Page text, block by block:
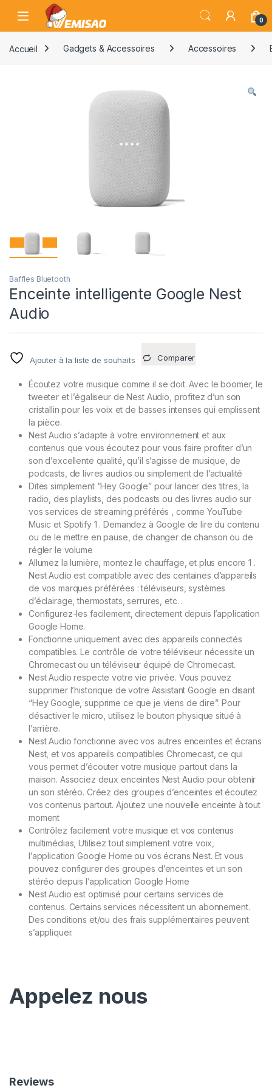
Skip to navigation
Skip to content
Open 0
Accueil Gadgets & Accessoires Accessoires
Baffles Bluetooth
Enceinte intelligente Google Nest
Audio
Ajouter à la liste de souhaits Comparer
Écoutez votre musique comme il se doit. Avec le boomer, le
tweeter et l’égaliseur de Nest Audio, profitez d’un son
cristallin pour les voix et de basses intenses qui emplissent
la pièce.
Nest Audio s’adapte à votre environnement et aux
contenus que vous écoutez pour vous faire profiter d’un
son d’excellente qualité, qu’il s’agisse de musique, de
podcasts, de livres audios ou simplement de l’actualité
Dites simplement “Hey Google” pour lancer des titres, la
radio, des playlists, des podcasts ou des livres audio sur
vos services de streaming préférés , comme YouTube
Music et Spotify 1 . Demandez à Google de lire du contenu
ou de le mettre en pause, de changer de chanson ou de
régler le volume
Allumez la lumière, montez le chauffage, et plus encore 1 .
Nest Audio est compatible avec des centaines d’appareils
de vos marques préférées : téléviseurs, systèmes
d’éclairage, thermostats, serrures, etc. .
Configurez-les facilement, directement depuis l’application
Google Home.
Fonctionne uniquement avec des appareils connectés
compatibles. Le contrôle de votre téléviseur nécessite un
Chromecast ou un téléviseur équipé de Chromecast.
Nest Audio respecte votre vie privée. Vous pouvez
supprimer l’historique de votre Assistant Google en disant
“Hey Google, supprime ce que je viens de dire”. Pour
désactiver le micro, utilisez le bouton physique situé à
l’arrière.
Nest Audio fonctionne avec vos autres enceintes et écrans
Nest, et vos appareils compatibles Chromecast, ce qui
vous permet d’écouter votre musique partout dans la
maison. Associez deux enceintes Nest Audio pour obtenir
un son stéréo. Créez des groupes d’enceintes et écoutez
vos contenus partout. Ajoutez une nouvelle enceinte à tout
moment
Contrôlez facilement votre musique et vos contenus
multimédias, Utilisez tout simplement votre voix,
l’application Google Home ou vos écrans Nest. Et vous
pouvez configurer des groupes d’enceintes et un son
stéréo depuis l’application Google Home
Nest Audio est optimisé pour certains services de
contenus. Certains services nécessitent un abonnement.
Des conditions et/ou des frais supplémentaires peuvent
s’appliquer.
Appelez nous
Reviews